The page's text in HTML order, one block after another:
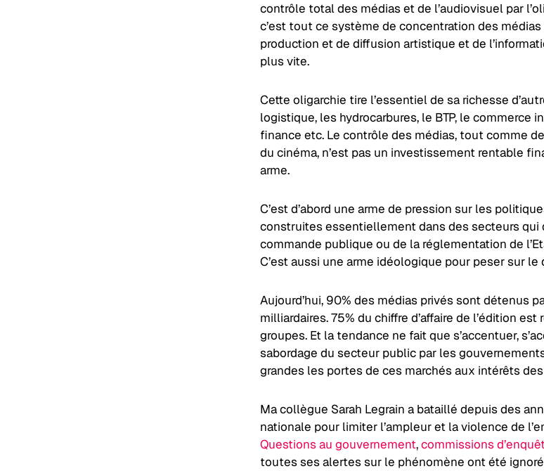
contrôle total des médias et de l’audiovisuel par
c’est tout ce système de concentration des
production et de diffusion artistique et de
plus vite.
Cette oligarchie tire l’essentiel de sa richesse
logistique, les hydrocarbures, le BTP, le commerce
finance etc. Le contrôle des médias, tout comme
du cinéma, n’est pas un investissement rentable
arme.
C’est d’abord une arme de pression sur les
construites essentiellement dans des secteurs qui
commande publique ou de la réglementation de
C’est aussi une arme idéologique pour peser sur le
Aujourd’hui, 90% des médias privés sont détenus
milliardaires. 75% du chiffre d’affaire de l’édition
groupes. Et la tendance ne fait que s’accentuer,
sabordage du secteur public par les
grandes les portes de ces marchés aux intérêts
Ma collègue Sarah Legrain a bataillé depuis des
nationale pour limiter l’ampleur et la violence de
Questions au gouvernement,commissions
toutes ses alertes sur le phénomène ont été